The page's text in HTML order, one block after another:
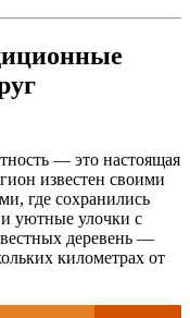
— это настоящая
известен своими
где сохранились
уютные улочки с
деревень —
километрах от